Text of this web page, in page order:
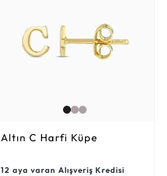
Altın C Harfi Küpe
12 aya varan Alışveriş Kredisi